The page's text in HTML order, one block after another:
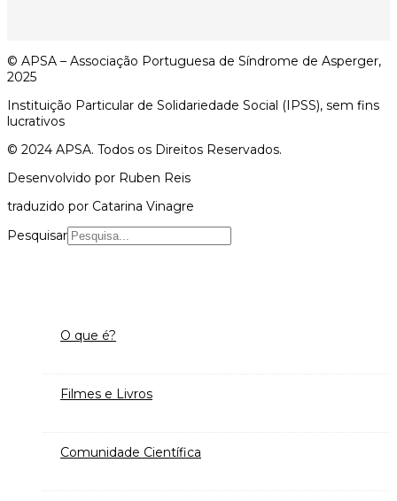
© APSA – Associação Portuguesa de Síndrome de Asperger,
2025
Instituição Particular de Solidariedade Social (IPSS), sem fins
lucrativos
© 2024 APSA. Todos os Direitos Reservados.
Desenvolvido por Ruben Reis
traduzido por Catarina Vinagre
Pesquisar
O que é?
Filmes e Livros
Comunidade Científica